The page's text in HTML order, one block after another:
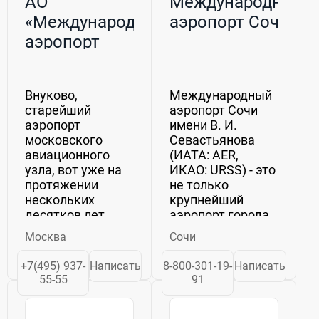
«Международный
аэропорт
Внуково,
старейший
аэропорт
московского
авиационного
узла, вот уже на
протяжении
нескольких
десятков лет
является местом
для
обслуживания
высших
страны, а также
Москва
+7(495) 937-
55-55
Написать
аэропорт Сочи
Международный
аэропорт Сочи
имени В. И.
Севастьянова
(ИАТА: AER,
ИКАО: URSS) - это
не только
крупнейший
аэропорт города
Сочи, но и
главный узел
авиалиний в
Южном
округе России.
Сочи
8-800-301-19-
91
Написать